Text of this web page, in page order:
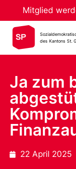
Mitglied
des Kantons St.
Ja zum
22 April 2025